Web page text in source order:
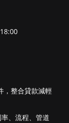
，整合貸款減輕
、流程、管道